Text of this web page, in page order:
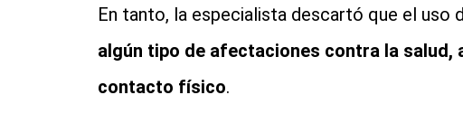
En tanto, la especialista descartó que el uso
algún tipo de afectaciones contra la salud,
contacto físico.